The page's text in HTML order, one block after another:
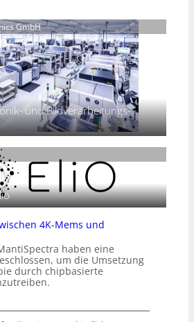
GmbH
und Bildverarbeitungs-
4K-Mems und
haben eine
um die Umsetzung
durch chipbasierte